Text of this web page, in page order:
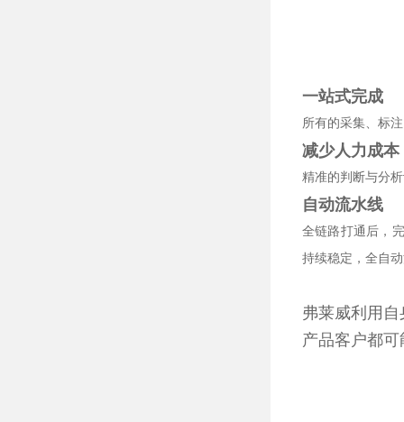
一站式完成
所有的采集、标
减少人力成本
精准的判断与分
自动流水线
全链路打通后，
持续稳定，全自
弗莱威利用
产品客户都